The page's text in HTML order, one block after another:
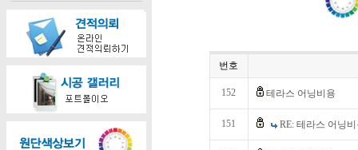
번호
152 테라스 어닝비용
151 RE: 테라스 어닝비